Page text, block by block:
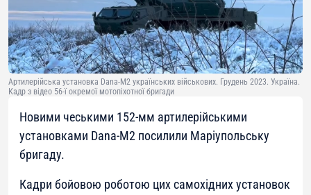
Артилерійська установка Dana-M2 українських військових. Грудень 2023. Україна.
Кадр з відео 56-ї окремої мотопіхотної бригади
Новими чеськими 152-мм артилерійськими
установками Dana-M2 посилили Маріупольську
бригаду.
Кадри бойовою роботою цих самохідних установок